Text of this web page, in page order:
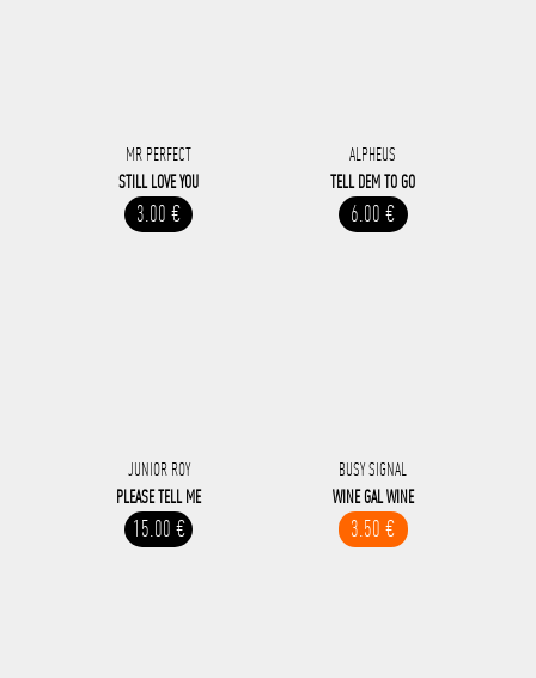
MR PERFECT
STILL LOVE YOU
3.00 €
ALPHEUS
TELL DEM TO GO
6.00 €
JUNIOR ROY
PLEASE TELL ME
15.00 €
BUSY SIGNAL
WINE GAL WINE
3.50 €